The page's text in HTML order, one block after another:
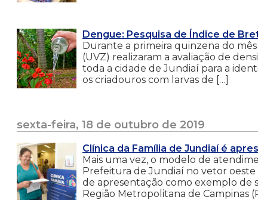
Dengue: Pesquisa de Índice de
Durante a primeira quinzena do
(UVZ) realizaram a avaliação de
toda a cidade de Jundiaí para a
os criadouros com larvas de […]
sexta-feira, 18 de outubro de 2019
Clínica da Família de Jundiaí é
Mais uma vez, o modelo de
Prefeitura de Jundiaí no vetor oeste
de apresentação como exemplo de
Região Metropolitana de Campinas